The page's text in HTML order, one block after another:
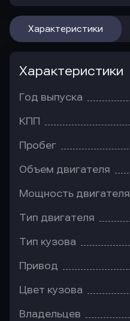
Характеристики
Характеристики
Год выпуска
КПП
Пробег
Объем двигателя
Мощность двигателя
Тип двигателя
Тип кузова
Привод
Цвет кузова
Владельцев